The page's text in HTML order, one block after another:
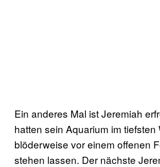
Ein anderes Mal ist Jeremiah
hatten sein Aquarium im tiefsten
blöderweise vor einem offenen
stehen lassen. Der nächste